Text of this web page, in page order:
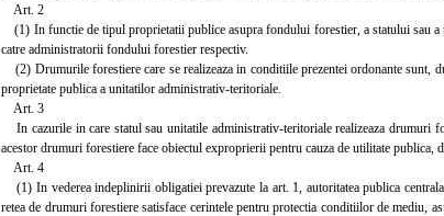
Art. 2
(1) In functie de tipul proprietatii publice asupra fondului forestier, a statului sau
catre administratorii fondului forestier respectiv.
(2) Drumurile forestiere care se realizeaza in conditiile prezentei ordonante sunt,
proprietate publica a unitatilor administrativ-teritoriale.
Art. 3
In cazurile in care statul sau unitatile administrativ-teritoriale realizeaza drumuri
acestor drumuri forestiere face obiectul exproprierii pentru cauza de utilitate publica,
Art. 4
(1) In vederea indeplinirii obligatiei prevazute la art. 1, autoritatea publica
retea de drumuri forestiere satisface cerintele pentru protectia conditiilor de mediu,